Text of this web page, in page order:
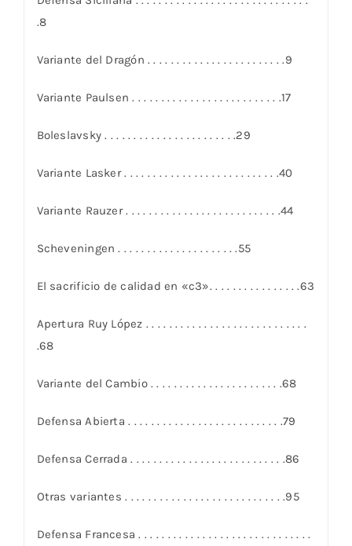
.8
Variante del Dragón . . . . . . . . . . . . . . . . . . . . . . . .9
Variante Paulsen . . . . . . . . . . . . . . . . . . . . . . . . . .17
Boleslavsky . . . . . . . . . . . . . . . . . . . . . . .29
Variante Lasker . . . . . . . . . . . . . . . . . . . . . . . . . . .40
Variante Rauzer . . . . . . . . . . . . . . . . . . . . . . . . . . .44
Scheveningen . . . . . . . . . . . . . . . . . . . . .55
El sacrificio de calidad en «c3». . . . . . . . . . . . . . . .63
Apertura Ruy López . . . . . . . . . . . . . . . . . . . . . . . . . . . .
.68
Variante del Cambio . . . . . . . . . . . . . . . . . . . . . . .68
Defensa Abierta . . . . . . . . . . . . . . . . . . . . . . . . . . .79
Defensa Cerrada . . . . . . . . . . . . . . . . . . . . . . . . . . .86
Otras variantes . . . . . . . . . . . . . . . . . . . . . . . . . . . .95
Defensa Francesa . . . . . . . . . . . . . . . . . . . . . . . . . . . . . .